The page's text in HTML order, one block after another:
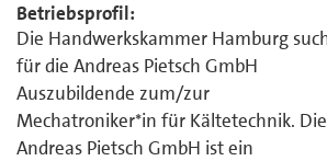
Betriebsprofil:
Die Handwerkskammer Hamburg
für die Andreas Pietsch GmbH
Auszubildende zum/zur
Mechatroniker*in für Kältetechnik. Die
Andreas Pietsch GmbH ist ein